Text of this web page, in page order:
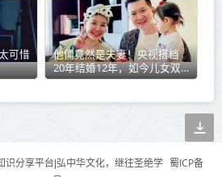
可惜
他倆竟然是夫妻！央视搭档
20年结婚12年，如今儿女双
全很幸福
识分享平台|弘中华文化，继往圣绝学 蜀ICP备